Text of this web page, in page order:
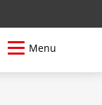
Menu